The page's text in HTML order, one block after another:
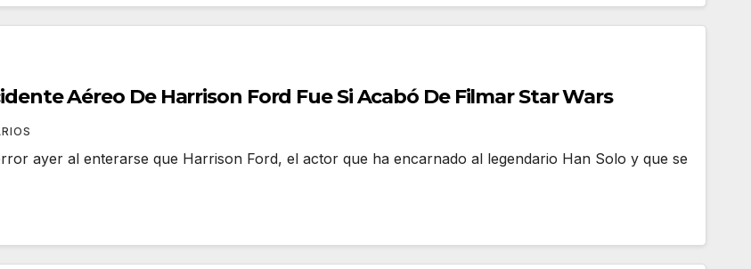
Aéreo De Harrison Ford Fue Si Acabó De Filmar Star Wars
ayer al enterarse que Harrison Ford, el actor que ha encarnado al legendario Han Solo y que se